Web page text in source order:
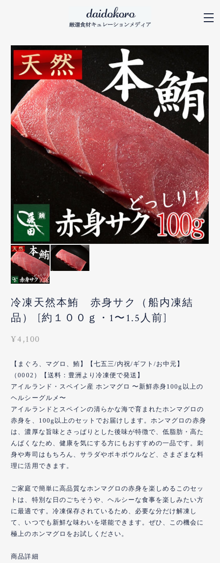
冷凍天然本鮪 赤身サク（船内凍結
品） [約１００ｇ・1〜1.5人前]
¥4,100
【まぐろ、マグロ、鮪】【七五三/内祝/ギフト/お中元】
（0002）【送料：豊洲より冷凍便で発送】
アイルランド・スペイン産 ホンマグロ 〜新鮮赤身100g以上の
ヘルシーグルメ〜
アイルランドとスペインの清らかな海で育まれたホンマグロの
赤身を、100g以上のセットでお届けします。ホンマグロの赤身
は、濃厚な旨味とさっぱりとした後味が特徴で、低脂肪・高た
んぱくなため、健康を気にする方にもおすすめの一品です。刺
身や寿司はもちろん、サラダやポキボウルなど、さまざまな料
理に活用できます。
ご家庭で簡単に高品質なホンマグロの赤身を楽しめるこのセッ
トは、特別な日のごちそうや、ヘルシーな食事を楽しみたい方
に最適です。冷凍保存されているため、必要な分だけ解凍し
て、いつでも新鮮な味わいを堪能できます。ぜひ、この機会に
極上のホンマグロをお試しください。
商品詳細